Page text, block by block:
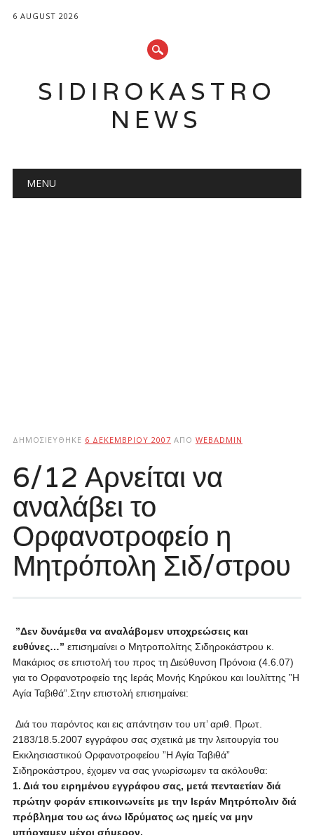
6 AUGUST 2026
SIDIROKASTRO
NEWS
Main menu
MENU
ΔΗΜΟΣΙΕΎΘΗΚΕ 6 ΔΕΚΕΜΒΡΊΟΥ 2007 ΑΠΌ WEBADMIN
6/12 Αρνείται να
αναλάβει το
Ορφανοτροφείο η
Μητρόπολη Σιδ/στρου
”Δεν δυνάμεθα να αναλάβομεν υποχρεώσεις και
ευθύνες…” επισημαίνει ο Μητροπολίτης Σιδηροκάστρου κ.
Μακάριος σε επιστολή του προς τη Διεύθυνση Πρόνοια (4.6.07)
για το Ορφανοτροφείο της Ιεράς Μονής Κηρύκου και Ιουλίττης ”Η
Αγία Ταβιθά”.Στην επιστολή επισημαίνει:
Διά του παρόντος και εις απάντησιν του υπ’ αριθ. Πρωτ.
2183/18.5.2007 εγγράφου σας σχετικά με την λειτουργία του
Εκκλησιαστικού Ορφανοτροφείου ”Η Αγία Ταβιθά”
Σιδηροκάστρου, έχομεν να σας γνωρίσωμεν τα ακόλουθα:
1. Διά του ειρημένου εγγράφου σας, μετά πενταετίαν διά
πρώτην φοράν επικοινωνείτε με την Ιεράν Μητρόπολιν διά
πρόβλημα του ως άνω Ιδρύματος ως ημείς να μην
υπήρχαμεν μέχρι σήμερον.